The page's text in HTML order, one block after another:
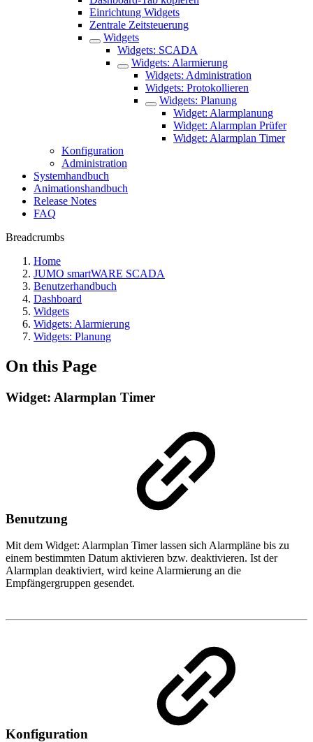
Einrichtung Widgets
Zentrale Zeitsteuerung
Widgets
Widgets: SCADA
Widgets: Alarmierung
Widgets: Administration
Widgets: Protokollieren
Widgets: Planung
Widget: Alarmplanung
Widget: Alarmplan Prüfer
Widget: Alarmplan Timer
Konfiguration
Administration
Systemhandbuch
Animationshandbuch
Release Notes
FAQ
Breadcrumbs
Home
JUMO smartWARE SCADA
Benutzerhandbuch
Dashboard
Widgets
Widgets: Alarmierung
Widgets: Planung
On this Page
Widget: Alarmplan Timer
Benutzung
Mit dem Widget: Alarmplan Timer lassen sich Alarmpläne bis zu
einem bestimmten Datum aktivieren bzw. deaktivieren. Ist der
Alarmplan deaktiviert, wird keine Alarmierung an die
Empfängergruppen gesendet.
Konfiguration